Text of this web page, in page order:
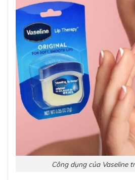
Công dụng của Vaseline